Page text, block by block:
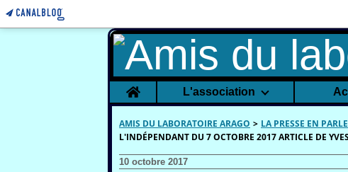
Home L'association
AMIS DU LABORATOIRE ARAGO > LA PRESSE EN PARLE
L'INDÉPENDANT DU 7 OCTOBRE 2017 ARTICLE DE
10 octobre 2017